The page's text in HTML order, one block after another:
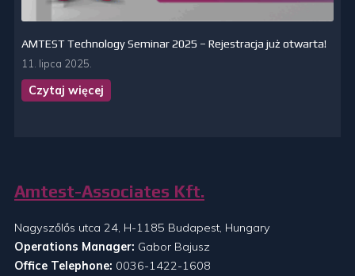
AMTEST Technology Seminar 2025 – Rejestracja już otwarta!
11. lipca 2025.
Czytaj więcej
Amtest-Associates Kft.
Nagyszőlős utca 24, H-1185 Budapest, Hungary
Operations Manager: Gabor Bajusz
Office Telephone: 0036-1422-1608